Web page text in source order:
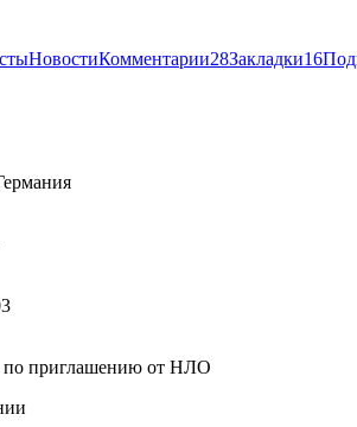
НовостиКомментарии28Закладки16
по приглашению от НЛО